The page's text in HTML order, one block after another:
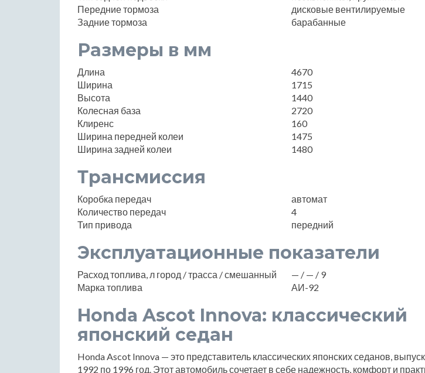
Передние тормоза
дисковые вентилируемые
Задние тормоза
барабанные
Размеры в мм
Длина
4670
Ширина
1715
Высота
1440
Колесная база
2720
Клиренс
160
Ширина передней колеи
1475
Ширина задней колеи
1480
Трансмиссия
Коробка передач
автомат
Количество передач
4
Тип привода
передний
Эксплуатационные показатели
Расход топлива, л город / трасса / смешанный
— / — / 9
Марка топлива
АИ-92
Honda Ascot Innova: классический
японский седан
Honda Ascot Innova — это представитель классических японских седанов,
1992 по 1996 год. Этот автомобиль сочетает в себе надежность, комфорт и